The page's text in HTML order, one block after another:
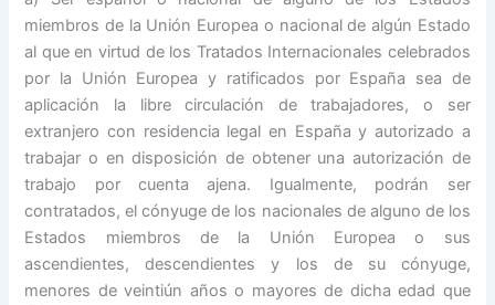
miembros de la Unión Europea o nacional de algún Estado
al que en virtud de los Tratados Internacionales celebrados
por la Unión Europea y ratificados por España sea de
aplicación la libre circulación de trabajadores, o ser
extranjero con residencia legal en España y autorizado a
trabajar o en disposición de obtener una autorización de
trabajo por cuenta ajena. Igualmente, podrán ser
contratados, el cónyuge de los nacionales de alguno de los
Estados miembros de la Unión Europea o sus
ascendientes, descendientes y los de su cónyuge,
menores de veintiún años o mayores de dicha edad que